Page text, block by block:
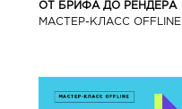
ОТ БРИФА ДО РЕНДЕРА
МАСТЕР-КЛАСС OFFLINE